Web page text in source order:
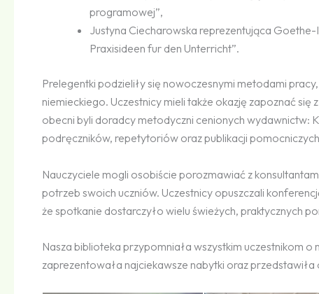
programowej”,
Justyna Ciecharowska reprezentująca Goethe-
Praxisideen fur den Unterricht”.
Prelegentki podzieliły się nowoczesnymi metodami
niemieckiego. Uczestnicy mieli także okazję zapoznać
obecni byli doradcy metodyczni cenionych wydawnictw:
podręczników, repetytoriów oraz publikacji
Nauczyciele mogli osobiście porozmawiać z
potrzeb swoich uczniów. Uczestnicy opuszczali
że spotkanie dostarczyło wielu świeżych, praktycznych
Nasza biblioteka przypomniała wszystkim uczestnikom
zaprezentowała najciekawsze nabytki oraz